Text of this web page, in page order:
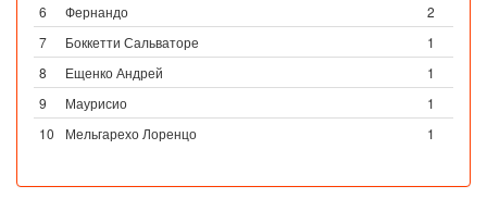
6
Фернандо
2
7
Боккетти Сальваторе
1
8
Ещенко Андрей
1
9
Маурисио
1
10
Мельгарехо Лоренцо 1